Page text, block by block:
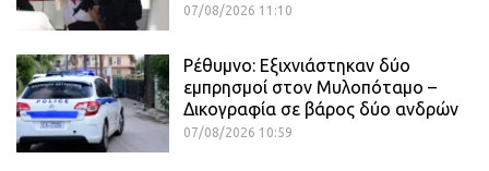
07/08/2026 11:10
Ρέθυμνο: Εξιχνιάστηκαν δύο
εμπρησμοί στον Μυλοπόταμο –
Δικογραφία σε βάρος δύο ανδρών
07/08/2026 10:59